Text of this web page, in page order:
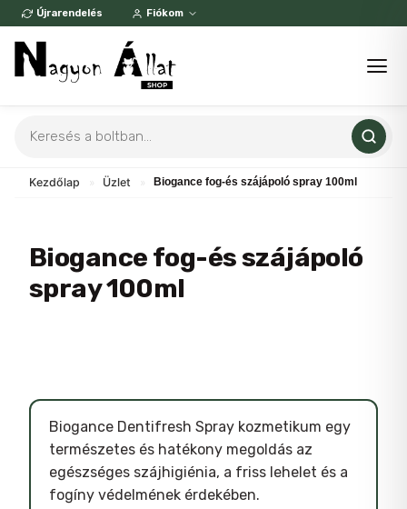
Skip
content
Újrarendelés Fiókom
search
Kezdőlap Üzlet Biogance fog-és szájápoló spray 100ml
Biogance fog-és szájápoló
spray 100ml
Biogance Dentifresh Spray kozmetikum egy
természetes és hatékony megoldás az
egészséges száj​higiénia, a friss lehelet és a
fogíny védelmének érdekében.